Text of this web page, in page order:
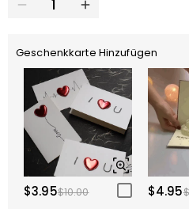
Geschenkkarte Hinzufügen
$3.95$10.00 $4.95